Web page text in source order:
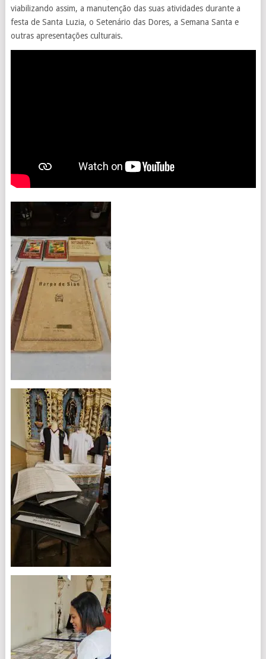
viabilizando assim, a manutenção das suas atividades durante a
festa de Santa Luzia, o Setenário das Dores, a Semana Santa e
outras apresentações culturais.